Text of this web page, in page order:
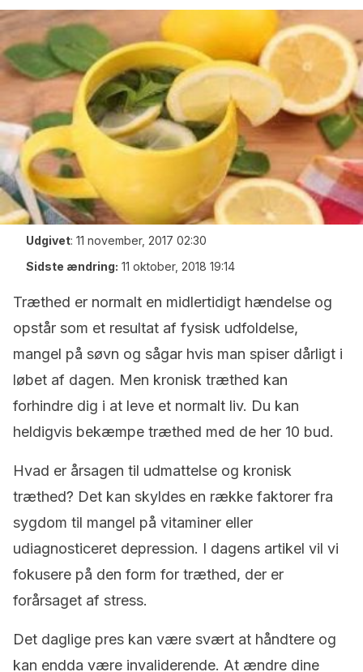
Udgivet: 11 november, 2017 02:30
Sidste ændring: 11 oktober, 2018 19:14
Træthed er normalt en midlertidigt hændelse og
opstår som et resultat af fysisk udfoldelse,
mangel på søvn og sågar hvis man spiser dårligt i
løbet af dagen. Men kronisk træthed kan
forhindre dig i at leve et normalt liv. Du kan
heldigvis bekæmpe træthed med de her 10 bud.
Hvad er årsagen til udmattelse og kronisk
træthed? Det kan skyldes en række faktorer fra
sygdom til mangel på vitaminer eller
udiagnosticeret depression. I dagens artikel vil vi
fokusere på den form for træthed, der er
forårsaget af stress.
Det daglige pres kan være svært at håndtere og
kan endda være invaliderende. At ændre dine